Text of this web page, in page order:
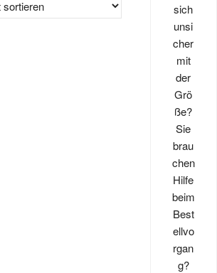
sich
unsi
cher
mit
der
Grö
ße?
Sie
brau
chen
Hilfe
beim
Best
ellvo
rgan
g?